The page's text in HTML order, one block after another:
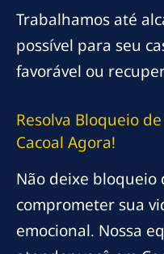
Trabalhamos até
possível para seu
favorável ou
Resolva Bloqueio
Cacoal Agora!
Não deixe bloqueio
comprometer sua
emocional. Nossa